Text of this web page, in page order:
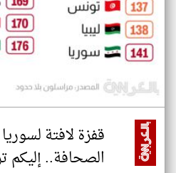
قفزة لافتة
الصحافة.. إليكم